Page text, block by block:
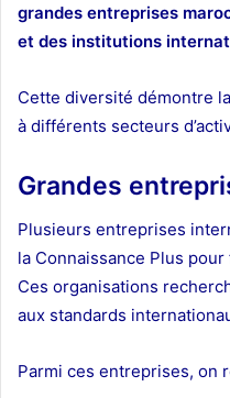
grandes entreprises
et des institutions
Cette diversité démontre
à différents secteurs
Grandes
Plusieurs entreprises
la Connaissance Plus
Ces organisations
aux standards
Parmi ces entreprises, on